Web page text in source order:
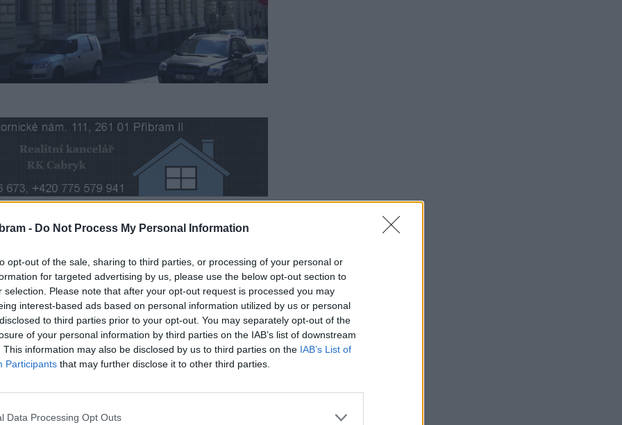
- Do Not Process My Personal Information
opt-out of the sale, sharing to third parties, or processing of your personal or
for targeted advertising by us, please use the below opt-out section to
selection. Please note that after your opt-out request is processed you may
interest-based ads based on personal information utilized by us or personal
to third parties prior to your opt-out. You may separately opt-out of the
of your personal information by third parties on the IAB’s list of downstream
This information may also be disclosed by us to third parties on the IAB’s List of
Participants that may further disclose it to other third parties.
Data Processing Opt Outs
u veřejných zakázek. Buď je o ně malý či nulový
s městem smlouvu. Příbrami tak přibývají odložené
patří například výměna oken v Základní škole
chodníků, bohužel žádná firma o ni neprojevila zájem.
mají zakázek spoustu a tak se buď do nich nehlásí,
a pak si vyberou tu nejlukrativnější,“konstatoval
ale nakonec nepodepíše smlouvu.